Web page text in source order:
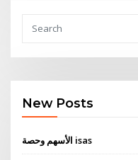
New Posts
الأسهم وحصة isas